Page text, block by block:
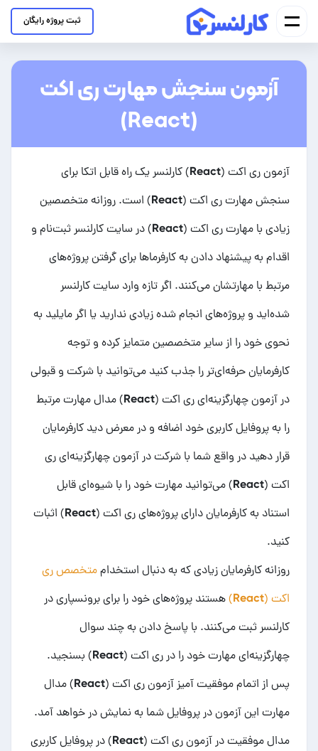
ثبت پروژه رایگان
آزمون سنجش مهارت ری اکت
(React)
آزمون ری اکت (React) کارلنسر یک راه قابل اتکا برای
سنجش مهارت ری اکت (React) است. روزانه متخصصین
زیادی با مهارت ری اکت (React) در سایت کارلنسر ثبت‌نام و
اقدام به پیشنهاد دادن به کارفرماها برای گرفتن پروژه‌های
مرتبط با مهارتشان می‌کنند. اگر تازه وارد سایت کارلنسر
شده‌اید و پروژه‌های انجام شده زیادی ندارید یا اگر مایلید به
نحوی خود را از سایر متخصصین متمایز کرده و توجه
کارفرمایان حرفه‌ای‌تر را جذب کنید می‌توانید با شرکت و قبولی
در آزمون چهارگزینه‌ای ری اکت (React) مدال مهارت مرتبط
را به پروفایل کاربری خود اضافه و در معرض دید کارفرمایان
قرار دهید در واقع شما با شرکت در آزمون چهارگزینه‌ای ری
اکت (React) می‌توانید مهارت خود را با شیوه‌ای قابل
استناد به کارفرمایان دارایپروژه‌های ری اکت (React)
اثبات
کنید.
روزانه کارفرمایان زیادی که به دنبال استخداممتخصص ری
اکت (React)
هستند پروژه‌های خود را برای برونسپاری در
کارلنسر ثبت می‌کنند. با پاسخ دادن به چند سوال
چهارگزینه‌ای مهارت خود را در ری اکت (React) بسنجید.
پس از اتمام موفقیت آمیز آزمون ری اکت (React) مدال
مهارت این آزمون در پروفایل شما به نمایش در خواهد آمد.
مدال موفقیت در آزمون ری اکت (React) در پروفایل کاربری